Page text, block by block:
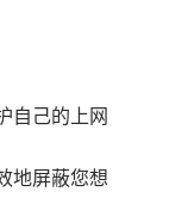
自己的上网
地屏蔽您想